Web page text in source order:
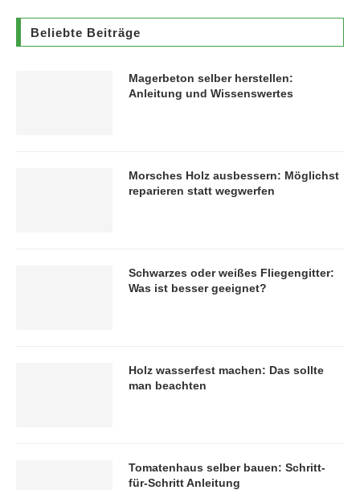
Beliebte Beiträge
Magerbeton selber herstellen:
Anleitung und Wissenswertes
Morsches Holz ausbessern: Möglichst
reparieren statt wegwerfen
Schwarzes oder weißes Fliegengitter:
Was ist besser geeignet?
Holz wasserfest machen: Das sollte
man beachten
Tomatenhaus selber bauen: Schritt-
für-Schritt Anleitung